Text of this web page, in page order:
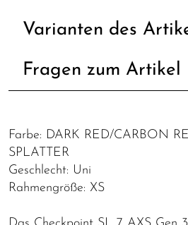
Varianten des
Fragen zum Artikel
Farbe: DARK RED/CARBON
SPLATTER
Geschlecht: Uni
Rahmengröße: XS